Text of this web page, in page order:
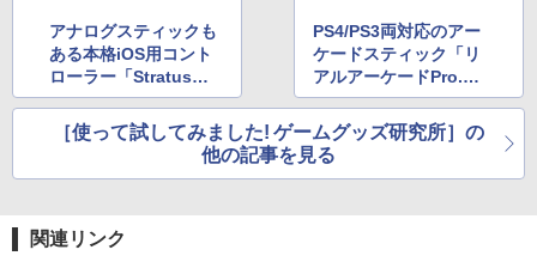
アナログスティックも
ある本格iOS用コント
ローラー「Stratus」
登場！
PS4/PS3両対応のアー
ケードスティック「リ
アルアーケードPro.V4
隼」発売！
［使って試してみました! ゲームグッズ研究所］の
他の記事を見る
関連リンク